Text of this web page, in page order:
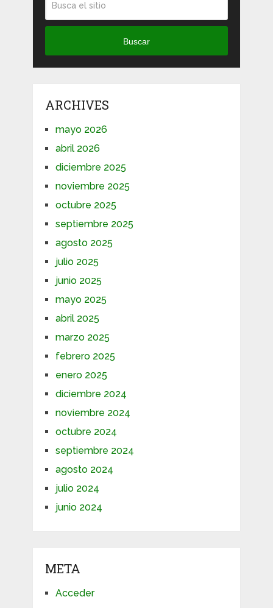
Buscar
ARCHIVES
mayo 2026
abril 2026
diciembre 2025
noviembre 2025
octubre 2025
septiembre 2025
agosto 2025
julio 2025
junio 2025
mayo 2025
abril 2025
marzo 2025
febrero 2025
enero 2025
diciembre 2024
noviembre 2024
octubre 2024
septiembre 2024
agosto 2024
julio 2024
junio 2024
META
Acceder